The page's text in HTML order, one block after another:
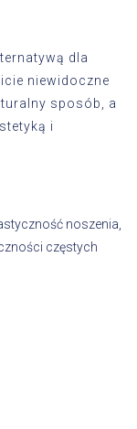
dla
niewidoczne
sposób, a
i
noszenia,
częstych